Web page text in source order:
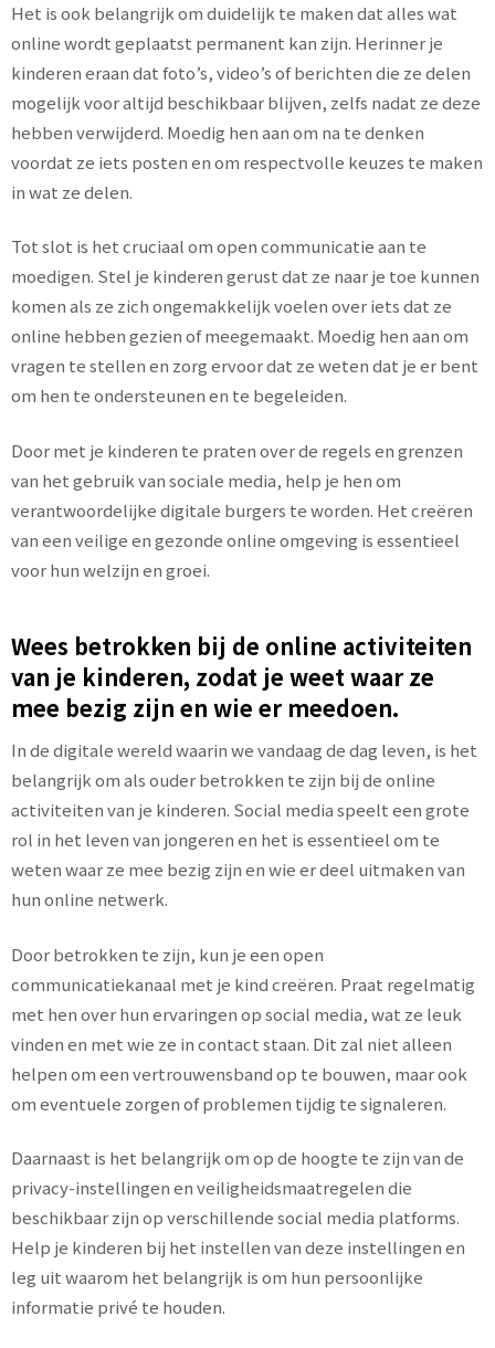
Het is ook belangrijk om duidelijk te maken dat alles wat
online wordt geplaatst permanent kan zijn. Herinner je
kinderen eraan dat foto’s, video’s of berichten die ze delen
mogelijk voor altijd beschikbaar blijven, zelfs nadat ze deze
hebben verwijderd. Moedig hen aan om na te denken
voordat ze iets posten en om respectvolle keuzes te maken
in wat ze delen.
Tot slot is het cruciaal om open communicatie aan te
moedigen. Stel je kinderen gerust dat ze naar je toe kunnen
komen als ze zich ongemakkelijk voelen over iets dat ze
online hebben gezien of meegemaakt. Moedig hen aan om
vragen te stellen en zorg ervoor dat ze weten dat je er bent
om hen te ondersteunen en te begeleiden.
Door met je kinderen te praten over de regels en grenzen
van het gebruik van sociale media, help je hen om
verantwoordelijke digitale burgers te worden. Het creëren
van een veilige en gezonde online omgeving is essentieel
voor hun welzijn en groei.
Wees betrokken bij de online activiteiten
van je kinderen, zodat je weet waar ze
mee bezig zijn en wie er meedoen.
In de digitale wereld waarin we vandaag de dag leven, is het
belangrijk om als ouder betrokken te zijn bij de online
activiteiten van je kinderen. Social media speelt een grote
rol in het leven van jongeren en het is essentieel om te
weten waar ze mee bezig zijn en wie er deel uitmaken van
hun online netwerk.
Door betrokken te zijn, kun je een open
communicatiekanaal met je kind creëren. Praat regelmatig
met hen over hun ervaringen op social media, wat ze leuk
vinden en met wie ze in contact staan. Dit zal niet alleen
helpen om een vertrouwensband op te bouwen, maar ook
om eventuele zorgen of problemen tijdig te signaleren.
Daarnaast is het belangrijk om op de hoogte te zijn van de
privacy-instellingen en veiligheidsmaatregelen die
beschikbaar zijn op verschillende social media platforms.
Help je kinderen bij het instellen van deze instellingen en
leg uit waarom het belangrijk is om hun persoonlijke
informatie privé te houden.